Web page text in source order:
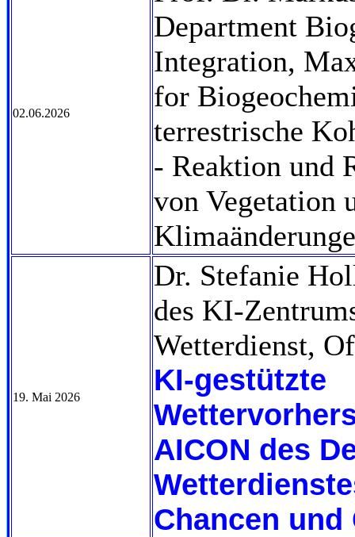
02.06.2026
Department
Integration,
for
terrestrische
- Reaktion und
von Vegetation
19. Mai 2026
Dr. Stefanie
des KI-
Wetterdienst,
KI-gestützte
AICON des
Chancen und